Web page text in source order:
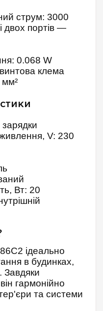
струм: 3000
двох портів —
0.068 W
клема
мм²
V: 230
Вт: 20
ідеально
в будинках,
Завдяки
гармонійно
та системи